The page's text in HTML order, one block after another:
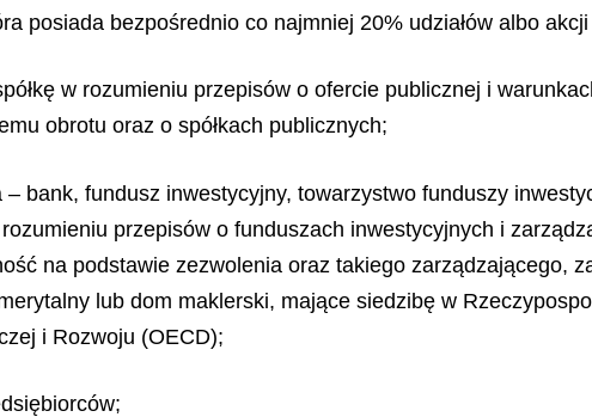
posiada bezpośrednio co najmniej 20% udziałów albo akcji
w rozumieniu przepisów o ofercie publicznej i
obrotu oraz o spółkach publicznych;
bank, fundusz inwestycyjny, towarzystwo funduszy
przepisów o funduszach inwestycyjnych i
na podstawie zezwolenia oraz takiego zarządzającego,
lub dom maklerski, mające siedzibę w
i Rozwoju (OECD);